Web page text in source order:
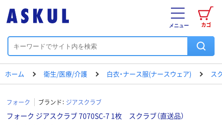
カゴ
メニュー
ホーム 衛生/医療/介護 白衣・ナース服(ナースウェア) ス
フォーク ブランド： ジアスクラブ
フォーク ジアスクラブ 7070SC-7 1枚 スクラブ（直送品）